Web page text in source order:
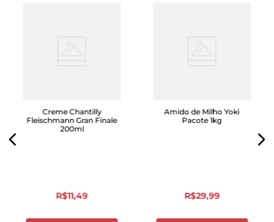
Creme Chantilly
Fleischmann Gran Finale
200ml
R$11,49
Amido de Milho Yoki
Pacote 1kg
R$29,99